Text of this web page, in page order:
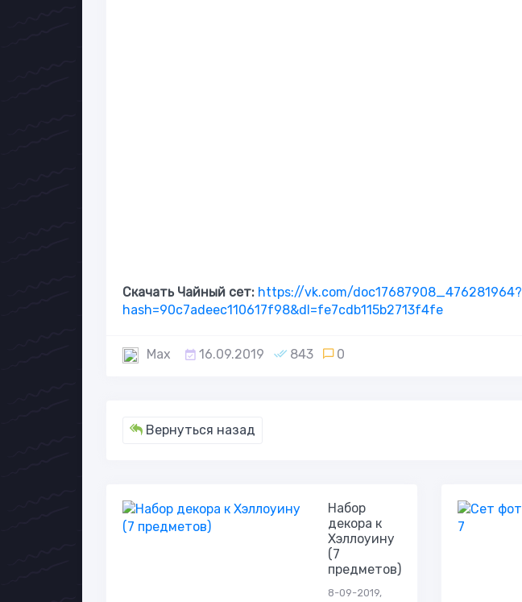
Скачать Чайный сет: https://vk.com/doc17687908_476281964?
hash=90c7adeec110617f98&dl=fe7cdb115b2713f4fe
Max 16.09.2019 843 0
Вернуться назад
Набор
декора к
Хэллоуину
(7
предметов)
8-09-2019,